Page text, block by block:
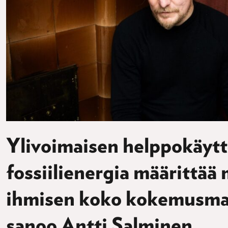
Ylivoimaisen
fossiilienergia määrittää
ihmisen koko